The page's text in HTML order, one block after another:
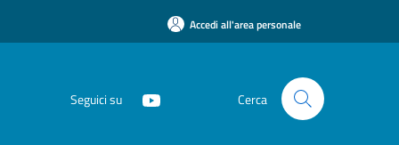
Accedi all'area personale
Seguici su Cerca